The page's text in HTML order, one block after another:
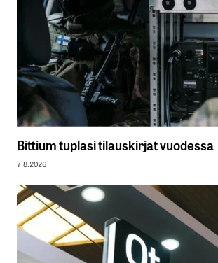
Bittium tuplasi tilauskirjat vuodessa
7.8.2026